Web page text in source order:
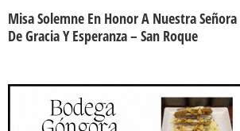
Misa Solemne En Honor A Nuestra Señora
De Gracia Y Esperanza – San Roque